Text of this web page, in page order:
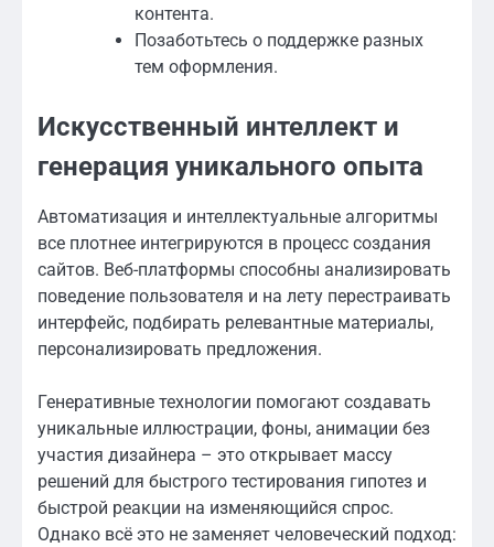
контента.
Позаботьтесь о поддержке разных
тем оформления.
Искусственный интеллект и
генерация уникального опыта
Автоматизация и интеллектуальные алгоритмы
все плотнее интегрируются в процесс создания
сайтов. Веб-платформы способны анализировать
поведение пользователя и на лету перестраивать
интерфейс, подбирать релевантные материалы,
персонализировать предложения.
Генеративные технологии помогают создавать
уникальные иллюстрации, фоны, анимации без
участия дизайнера – это открывает массу
решений для быстрого тестирования гипотез и
быстрой реакции на изменяющийся спрос.
Однако всё это не заменяет человеческий подход: